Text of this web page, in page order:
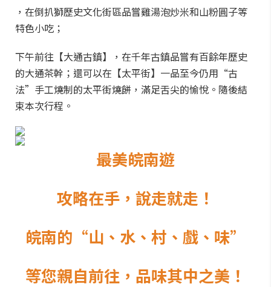
，在倒扒獅歷史文化街區品嘗雞湯泡炒米和山粉圓子等
特色小吃；
下午前往【大通古鎮】，在千年古鎮品嘗有百餘年歷史
的大通茶幹；還可以在【太平街】一品至今仍用“古
法”手工燒制的太平街燒餅，滿足舌尖的愉悅。隨後結
束本次行程。
最美皖南遊
攻略在手，說走就走！
皖南的“山、水、村、戲、味”
等您親自前往，品味其中之美！